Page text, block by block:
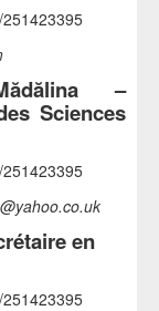
–
Sciences
@yahoo.co.uk
en